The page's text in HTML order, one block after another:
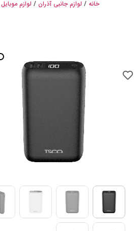
خانه / لوازم جانبی آذران / لوازم موبایل